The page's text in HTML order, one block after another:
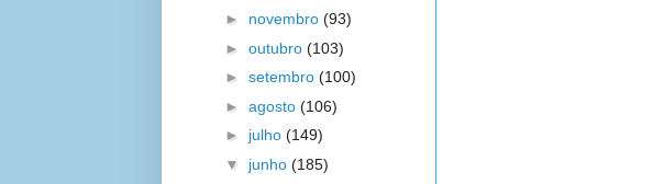
► novembro (93)
► outubro (103)
► setembro (100)
► agosto (106)
► julho (149)
▼ junho (185)